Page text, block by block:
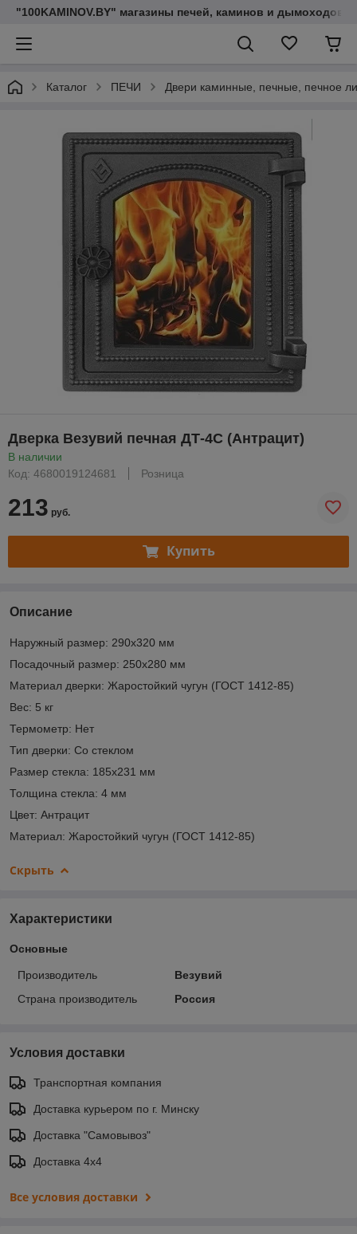
"100KAMINOV.BY" магазины печей, каминов и дымоходов
Каталог ПЕЧИ Двери каминные, печные, печное
Дверка Везувий печная ДТ-4С (Антрацит)
В наличии
Код: 4680019124681
Розница
213 руб.
Купить
Описание
Наружный размер: 290х320 мм
Посадочный размер: 250х280 мм
Материал дверки: Жаростойкий чугун (ГОСТ 1412-85)
Вес: 5 кг
Термометр: Нет
Тип дверки: Со стеклом
Размер стекла: 185х231 мм
Толщина стекла: 4 мм
Цвет: Антрацит
Материал: Жаростойкий чугун (ГОСТ 1412-85)
Скрыть
Характеристики
Основные
Производитель
Везувий
Страна производитель
Россия
Условия доставки
Транспортная компания
Доставка курьером по г. Минску
Доставка "Самовывоз"
Доставка 4х4
Все условия доставки